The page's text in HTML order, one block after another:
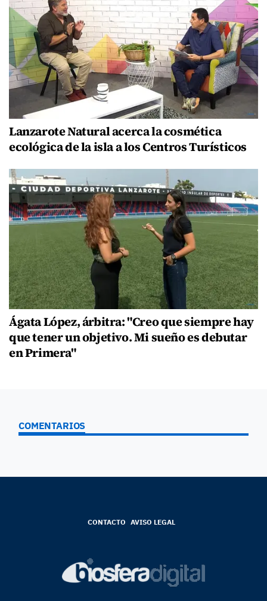
Lanzarote Natural acerca la cosmética
ecológica de la isla a los Centros Turísticos
Ágata López, árbitra: "Creo que siempre hay
que tener un objetivo. Mi sueño es debutar
en Primera"
COMENTARIOS
CONTACTO AVISO LEGAL